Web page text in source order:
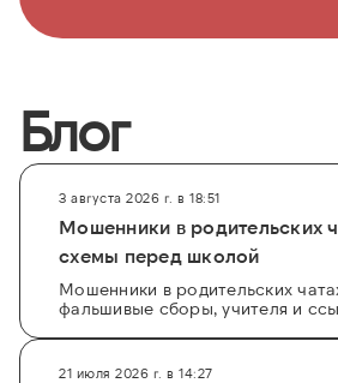
Блог
3 августа 2026 г. в 18:51
Мошенники в родительских
схемы перед школой
Мошенники в родительских
фальшивые сборы, учителя и
21 июля 2026 г. в 14:27